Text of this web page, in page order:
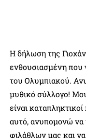
Η δήλωση της
ενθουσιασμένη που
του Ολυμπιακού.
μυθικό σύλλογο!
είναι
αυτό, ανυπομονώ να
φιλάθλων μας και